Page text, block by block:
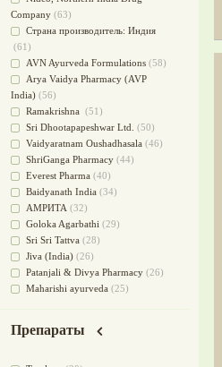
Лечит опухоли и отеки
Для медитации(44)
выводит токсины
Для здоровья печени(41)
Для тела(39)
для очищения крови
При диабете (38)
Антиоксидант(37)
Для Капха(Кафа) доши(37)
От паразитов(37)
При расстройстве желудка
Успокоительное(36)
Для глаз(34)
от геморроя(34)
Противовоспалительное
Для Питта доши
Для сердца(32)
Для сосудов головного мозга
Дефицит железа
(31)
Company (63)
Страна производитель: Индия
(61)
AVN Ayurveda Formulations (58)
Arya Vaidya Pharmacy (AVP
India) (56)
Ramakrishna (51)
Sri Dhootapapeshwar Ltd.
(50)
Vaidyaratnam Oushadhasala (46)
ShriGanga Pharmacy (44)
Everest Pharma (40)
Baidyanath India (34)
АМРИТА (32)
Goloka Agarbathi (29)
Sri Sri Tattva (28)
Jiva (India) (26)
Patanjali & Divya Pharmacy (26)
Maharishi ayurveda (25)
NAGARJUNA HERBAL
Препараты